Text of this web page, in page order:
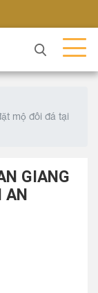
mộ đôi đá tại
GIANG